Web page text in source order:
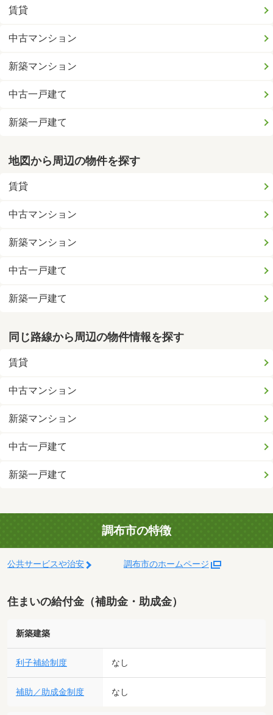
賃貸
中古マンション
新築マンション
中古一戸建て
新築一戸建て
地図から周辺の物件を探す
賃貸
中古マンション
新築マンション
中古一戸建て
新築一戸建て
同じ路線から周辺の物件情報を探す
賃貸
中古マンション
新築マンション
中古一戸建て
新築一戸建て
調布市の特徴
公共サービスや治安 調布市のホームページ
住まいの給付金（補助金・助成金）
新築建築
利子補給制度 なし
補助／助成金制度 なし